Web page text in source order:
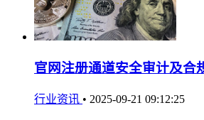
官网注册通道安全审计及合
行业资讯 • 2025-09-21 09:12:25